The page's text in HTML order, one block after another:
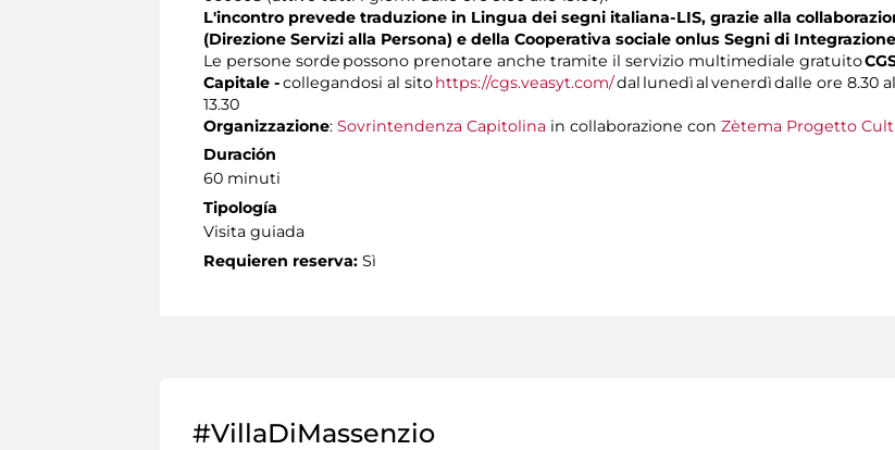
L'incontro prevede traduzione in Lingua dei segni italiana-LIS, grazie alla
(Direzione Servizi alla Persona) e della Cooperativa sociale onlus Segni di
Le persone sorde possono prenotare anche tramite il servizio multimediale gratuito
Capitale -collegandosi al sitohttps://cgs.veasyt.com/dal lunedì al venerdì dalle ore 8.30
13.30
Organizzazione: Sovrintendenza Capitolina in collaborazione con Zètema Progetto
Duración
60 minuti
Tipología
Visita guiada
Requieren reserva: Sì
#VillaDiMassenzio